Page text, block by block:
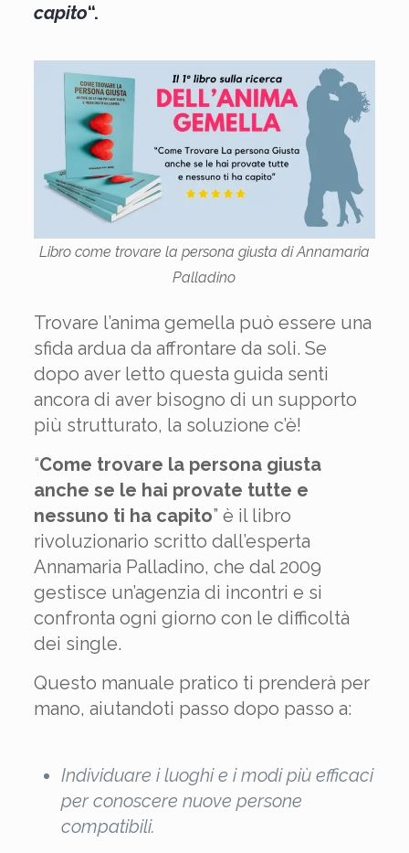
capito“.
Libro come trovare la persona giusta di Annamaria
Palladino
Trovare l’anima gemella può essere una
sfida ardua da affrontare da soli. Se
dopo aver letto questa guida senti
ancora di aver bisogno di un supporto
più strutturato, la soluzione c’è!
“Come trovare la persona giusta
anche se le hai provate tutte e
nessuno ti ha capito” è il libro
rivoluzionario scritto dall’esperta
Annamaria Palladino, che dal 2009
gestisce un’agenzia di incontri e si
confronta ogni giorno con le difficoltà
dei single.
Questo manuale pratico ti prenderà per
mano, aiutandoti passo dopo passo a:
Individuare i luoghi e i modi più efficaci
per conoscere nuove persone
compatibili.